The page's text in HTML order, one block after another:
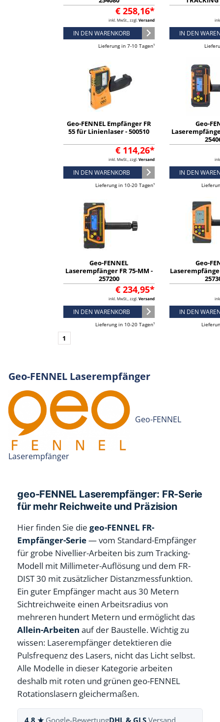
€ 258,16*
inkl. MwSt., zzgl. Versand
IN DEN WARENKORB
Lieferung in 7-10 Tagen¹
IN DEN
Geo-FENNEL Empfänger FR
55 für Linienlaser - 500510
€ 114,26*
inkl. MwSt., zzgl. Versand
IN DEN WARENKORB
Lieferung in 10-20 Tagen¹
Geo-
IN DEN
Geo-FENNEL
Laserempfänger FR 75-MM -
257200
€ 234,95*
inkl. MwSt., zzgl. Versand
IN DEN WARENKORB
Lieferung in 10-20 Tagen¹
Geo-
IN DEN
1
Geo-FENNEL Laserempfänger
Geo-FENNEL
Laserempfänger
geo-FENNEL Laserempfänger: FR-Serie
für mehr Reichweite und Präzision
Hier finden Sie diegeo-FENNEL FR-
Empfänger-Serie— vom Standard-Empfänger
für grobe Nivellier-Arbeiten bis zum Tracking-
Modell mit Millimeter-Auflösung und dem FR-
DIST 30 mit zusätzlicher Distanzmessfunktion.
Ein guter Empfänger macht aus 30 Metern
Sichtreichweite einen Arbeitsradius von
mehreren hundert Metern und ermöglicht das
Allein-Arbeiten auf der Baustelle. Wichtig zu
wissen: Laserempfänger detektieren die
Pulsfrequenz des Lasers, nicht das Licht selbst.
Alle Modelle in dieser Kategorie arbeiten
deshalb mit roten und grünen geo-FENNEL
Rotationslasern gleichermaßen.